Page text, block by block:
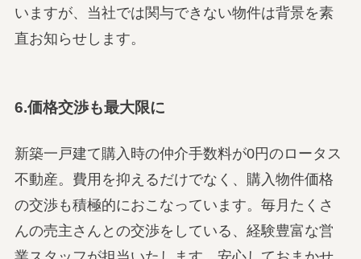
いますが、当社では関与できない物件は背景を素
直お知らせします。
6.価格交渉も最大限に
新築一戸建て購入時の仲介手数料が0円のロータス
不動産。費用を抑えるだけでなく、購入物件価格
の交渉も積極的におこなっています。毎月たくさ
んの売主さんとの交渉をしている、経験豊富な営